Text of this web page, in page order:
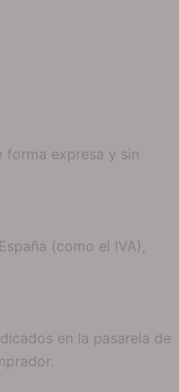
forma expresa y sin
(como el IVA),
en la pasarela de